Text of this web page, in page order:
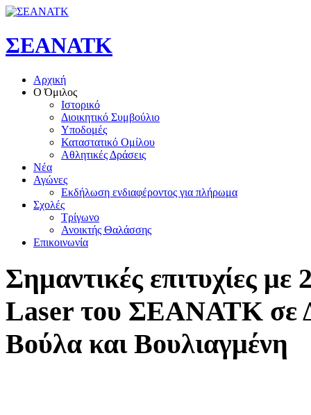
ΣΕΑΝΑΤΚ
Αρχική
Ο Όμιλος
Ιστορικό
Διοικητικό Συμβούλιο
Υποδομές
Καταστατικό Ομίλου
Αθλητικές Δράσεις
Νέα
Αγώνες
Εκδήλωση ενδιαφέροντος για πλήρωμα
Σχολές
Τρίγωνο
Ανοικτής Θαλάσσης
Επικοινωνία
Σημαντικές επιτυχίες με
Laser του ΣΕΑΝΑΤΚ σε
Βούλα και Βουλιαγμένη